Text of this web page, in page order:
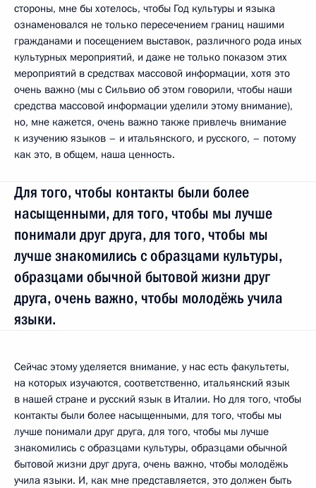
стороны, мне бы хотелось, чтобы Год культуры и языка
ознаменовался не только пересечением границ нашими
гражданами и посещением выставок, различного рода иных
культурных мероприятий, и даже не только показом этих
мероприятий в средствах массовой информации, хотя это
очень важно (мы с Сильвио об этом говорили, чтобы наши
средства массовой информации уделили этому внимание),
но, мне кажется, очень важно также привлечь внимание
к изучению языков – и итальянского, и русского, – потому
как это, в общем, наша ценность.
Для того, чтобы контакты были более
насыщенными, для того, чтобы мы лучше
понимали друг друга, для того, чтобы мы
лучше знакомились с образцами культуры,
образцами обычной бытовой жизни друг
друга, очень важно, чтобы молодёжь учила
языки.
Сейчас этому уделяется внимание, у нас есть факультеты,
на которых изучаются, соответственно, итальянский язык
в нашей стране и русский язык в Италии. Но для того, чтобы
контакты были более насыщенными, для того, чтобы мы
лучше понимали друг друга, для того, чтобы мы лучше
знакомились с образцами культуры, образцами обычной
бытовой жизни друг друга, очень важно, чтобы молодёжь
учила языки. И, как мне представляется, это должен быть